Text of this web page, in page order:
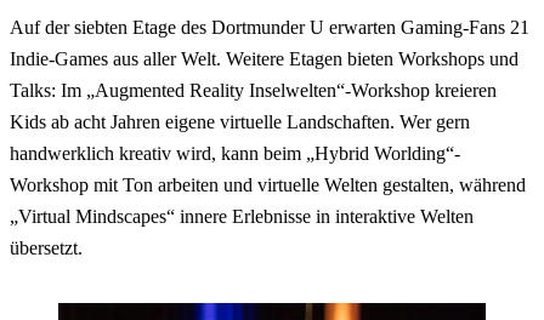
Auf der siebten Etage des Dortmunder U erwarten Gaming-Fans 21
Indie-Games aus aller Welt. Weitere Etagen bieten Workshops und
Talks: Im „Augmented Reality Inselwelten“-Workshop kreieren
Kids ab acht Jahren eigene virtuelle Landschaften. Wer gern
handwerklich kreativ wird, kann beim „Hybrid Worlding“-
Workshop mit Ton arbeiten und virtuelle Welten gestalten, während
„Virtual Mindscapes“ innere Erlebnisse in interaktive Welten
übersetzt.